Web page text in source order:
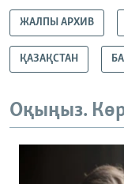
ЖАЛПЫ АРХИВ
ҚАЗАҚСТАН
Оқыңыз.